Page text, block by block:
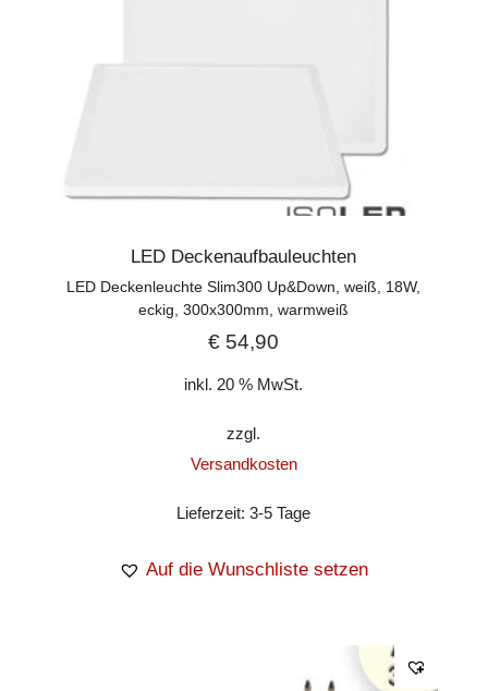
LED Deckenaufbauleuchten
LED Deckenleuchte Slim300 Up&Down, weiß, 18W,
eckig, 300x300mm, warmweiß
€ 54,90
inkl. 20 % MwSt.
zzgl.
Versandkosten
Lieferzeit:3-5 Tage
Auf die Wunschliste setzen